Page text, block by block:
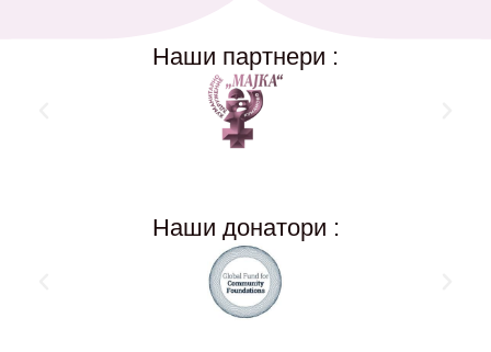
Наши партнери :
Наши донатори :